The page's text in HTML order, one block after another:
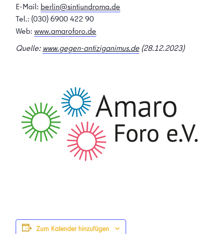
E-Mail: berlin@sintiundroma.de
Tel.: (030) 6900 422 90
Web: www.amaroforo.de
Quelle: www.gegen-antiziganimus.de (28.12.2023)
Zum Kalender hinzufügen